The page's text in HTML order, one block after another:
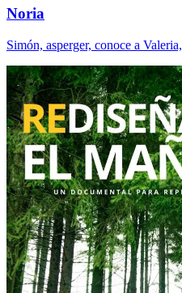
Noria
Simón, asperger, conoce a